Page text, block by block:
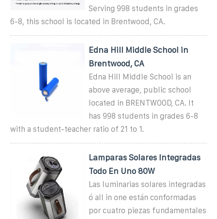
Serving 998 students in grades
6-8, this school is located in Brentwood, CA.
Edna Hill Middle School in
Brentwood, CA
Edna Hill Middle School is an
above average, public school
located in BRENTWOOD, CA. It
has 998 students in grades 6-8
with a student-teacher ratio of 21 to 1.
Lamparas Solares Integradas
Todo En Uno 80W
Las luminarias solares integradas
ó all in one están conformadas
por cuatro piezas fundamentales